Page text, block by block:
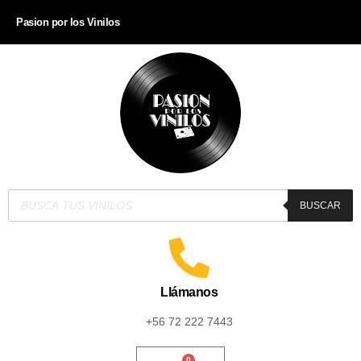
Pasion por los Vinilos
BUSCAR
Llámanos
+56 72 222 7443